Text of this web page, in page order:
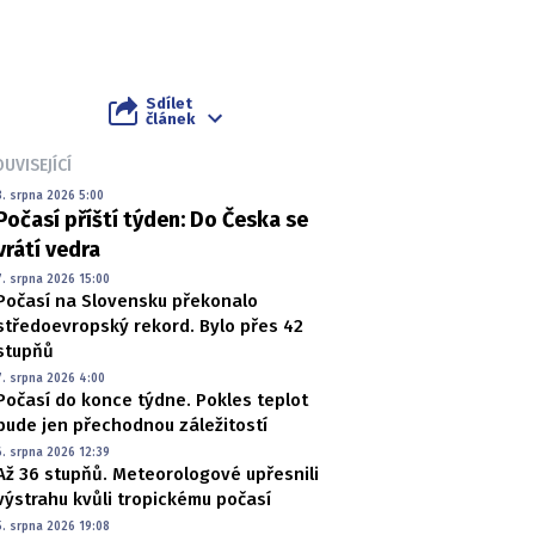
Sdílet
článek
srpna 2026 5:00
příští týden: Do Česka se
vedra
srpna 2026 15:00
na Slovensku překonalo
rekord. Bylo přes 42
srpna 2026 4:00
do konce týdne. Pokles teplot
jen přechodnou záležitostí
srpna 2026 12:39
36 stupňů. Meteorologové upřesnili
kvůli tropickému počasí
srpna 2026 19:08